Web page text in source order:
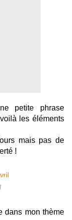
petite phrase
les éléments
mais pas de
!
dans mon thème